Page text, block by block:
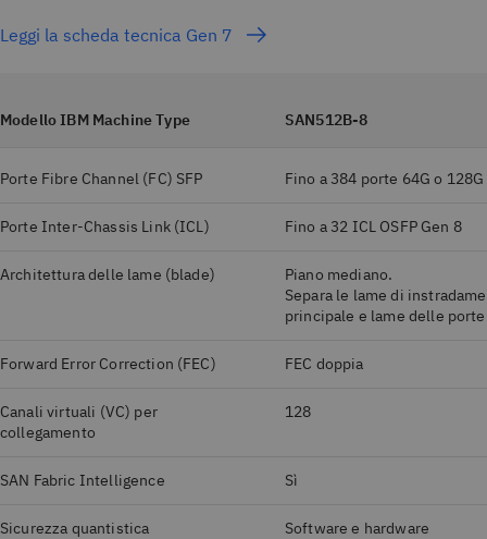
Leggi la scheda tecnica Gen 7
Modello IBM Machine Type SAN512B-8
Porte Fibre Channel (FC) SFP Fino a 384 porte 64G o 128G
Porte Inter-Chassis Link (ICL) Fino a 32 ICL OSFP Gen 8
Architettura delle lame (blade)
Piano mediano.
Separa le lame di
principale e lame delle
Forward Error Correction (FEC) FEC doppia
Canali virtuali (VC) per
collegamento
128
SAN Fabric Intelligence Sì
Sicurezza quantistica Software e hardware